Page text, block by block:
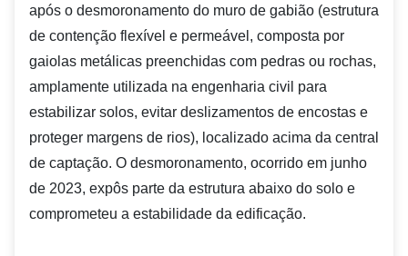
após o desmoronamento do muro de gabião (estrutura
de contenção flexível e permeável, composta por
gaiolas metálicas preenchidas com pedras ou rochas,
amplamente utilizada na engenharia civil para
estabilizar solos, evitar deslizamentos de encostas e
proteger margens de rios), localizado acima da central
de captação. O desmoronamento, ocorrido em junho
de 2023, expôs parte da estrutura abaixo do solo e
comprometeu a estabilidade da edificação.